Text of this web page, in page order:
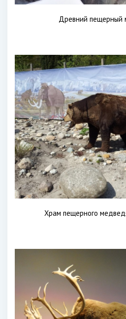
Древний пещерный
Храм пещерного